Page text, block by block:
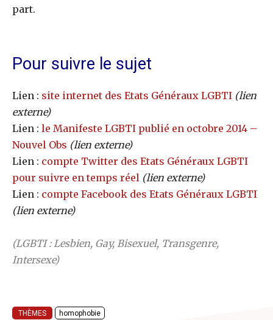
part.
Pour suivre le sujet
Lien : site internet des Etats Généraux LGBTI (lien
externe)
Lien : le Manifeste LGBTI publié en octobre 2014 –
Nouvel Obs (lien externe)
Lien : compte Twitter des Etats Généraux LGBTI
pour suivre en temps réel (lien externe)
Lien : compte Facebook des Etats Généraux LGBTI
(lien externe)
(LGBTI : Lesbien, Gay, Bisexuel, Transgenre,
Intersexe)
THÈMES homophobie